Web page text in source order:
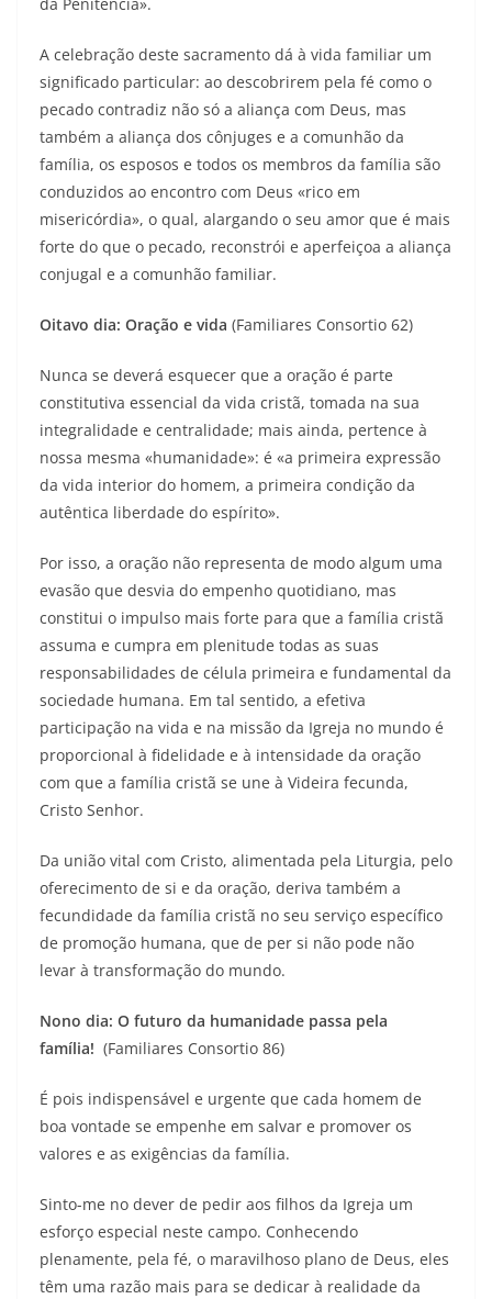
da Penitência».
A celebração deste sacramento dá à vida familiar um
significado particular: ao descobrirem pela fé como o
pecado contradiz não só a aliança com Deus, mas
também a aliança dos cônjuges e a comunhão da
família, os esposos e todos os membros da família são
conduzidos ao encontro com Deus «rico em
misericórdia», o qual, alargando o seu amor que é mais
forte do que o pecado, reconstrói e aperfeiçoa a aliança
conjugal e a comunhão familiar.
Oitavo dia: Oração e vida (Familiares Consortio 62)
Nunca se deverá esquecer que a oração é parte
constitutiva essencial da vida cristã, tomada na sua
integralidade e centralidade; mais ainda, pertence à
nossa mesma «humanidade»: é «a primeira expressão
da vida interior do homem, a primeira condição da
autêntica liberdade do espírito».
Por isso, a oração não representa de modo algum uma
evasão que desvia do empenho quotidiano, mas
constitui o impulso mais forte para que a família cristã
assuma e cumpra em plenitude todas as suas
responsabilidades de célula primeira e fundamental da
sociedade humana. Em tal sentido, a efetiva
participação na vida e na missão da Igreja no mundo é
proporcional à fidelidade e à intensidade da oração
com que a família cristã se une à Videira fecunda,
Cristo Senhor.
Da união vital com Cristo, alimentada pela Liturgia, pelo
oferecimento de si e da oração, deriva também a
fecundidade da família cristã no seu serviço específico
de promoção humana, que de per si não pode não
levar à transformação do mundo.
Nono dia: O futuro da humanidade passa pela
família! (Familiares Consortio 86)
É pois indispensável e urgente que cada homem de
boa vontade se empenhe em salvar e promover os
valores e as exigências da família.
Sinto-me no dever de pedir aos filhos da Igreja um
esforço especial neste campo. Conhecendo
plenamente, pela fé, o maravilhoso plano de Deus, eles
têm uma razão mais para se dedicar à realidade da